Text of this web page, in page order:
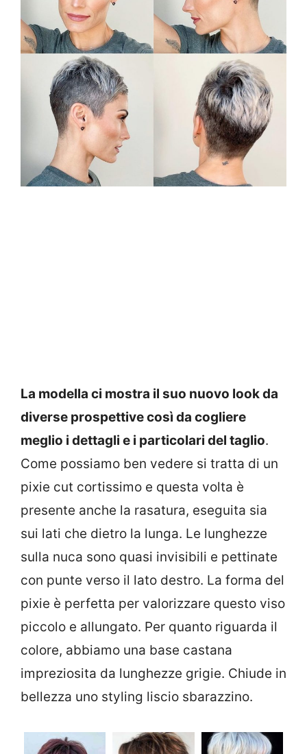
La modella ci mostra il suo nuovo look da
diverse prospettive così da cogliere
meglio i dettagli e i particolari del taglio.
Come possiamo ben vedere si tratta di un
pixie cut cortissimo e questa volta è
presente anche la rasatura, eseguita sia
sui lati che dietro la lunga. Le lunghezze
sulla nuca sono quasi invisibili e pettinate
con punte verso il lato destro. La forma del
pixie è perfetta per valorizzare questo viso
piccolo e allungato. Per quanto riguarda il
colore, abbiamo una base castana
impreziosita da lunghezze grigie. Chiude in
bellezza uno styling liscio sbarazzino.